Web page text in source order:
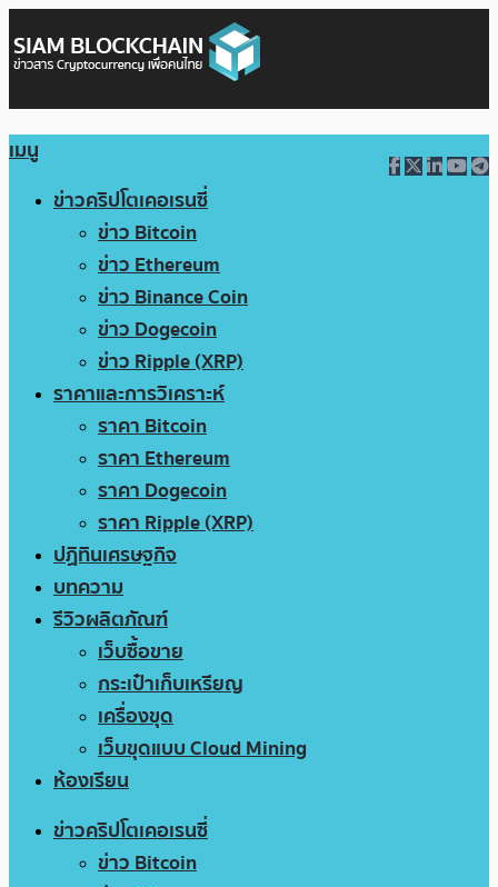
เมนู
ข่าวคริปโตเคอเรนซี่
ข่าว Bitcoin
ข่าว Ethereum
ข่าว Binance Coin
ข่าว Dogecoin
ข่าว Ripple (XRP)
ราคาและการวิเคราะห์
ราคา Bitcoin
ราคา Ethereum
ราคา Dogecoin
ราคา Ripple (XRP)
ปฏิทินเศรษฐกิจ
บทความ
รีวิวผลิตภัณฑ์
เว็บซื้อขาย
กระเป๋าเก็บเหรียญ
เครื่องขุด
เว็บขุดแบบ Cloud Mining
ห้องเรียน
ข่าวคริปโตเคอเรนซี่
ข่าว Bitcoin